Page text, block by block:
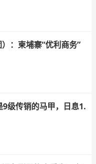
：柬埔寨“优利商务”
级传销的马甲，日息1.